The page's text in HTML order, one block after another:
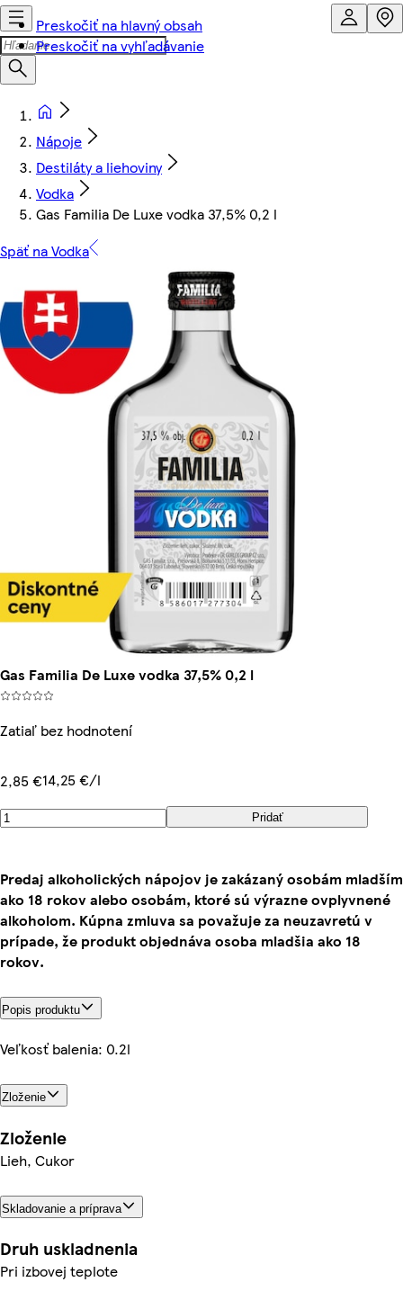
Preskočiť na hlavný obsah
Preskočiť na vyhľadávanie
Nápoje
Destiláty a liehoviny
Vodka
Gas Familia De Luxe vodka 37,5% 0,2 l
Späť na Vodka
Gas Familia De Luxe vodka 37,5% 0,2 l
Zatiaľ bez hodnotení
2,85 €14,25 €/l
Pridať
Predaj alkoholických nápojov je zakázaný osobám mladším
ako 18 rokov alebo osobám, ktoré sú výrazne ovplyvnené
alkoholom. Kúpna zmluva sa považuje za neuzavretú v
prípade, že produkt objednáva osoba mladšia ako 18
rokov.
Popis produktu
Veľkosť balenia: 0.2l
Zloženie
Zloženie
Lieh, Cukor
Skladovanie a príprava
Druh uskladnenia
Pri izbovej teplote